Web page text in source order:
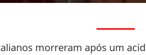
morreram após um